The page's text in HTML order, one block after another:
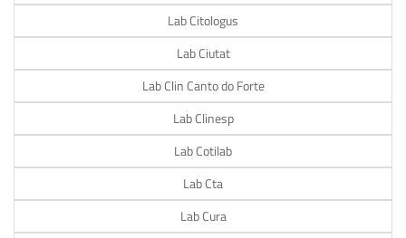
Lab Citologus
Lab Ciutat
Lab Clin Canto do Forte
Lab Clinesp
Lab Cotilab
Lab Cta
Lab Cura